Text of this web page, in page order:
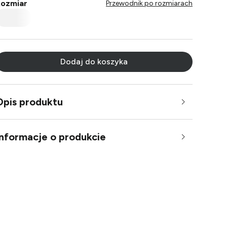
Przewodnik po rozmiarach
Dodaj do koszyka
produktu
o produkcie